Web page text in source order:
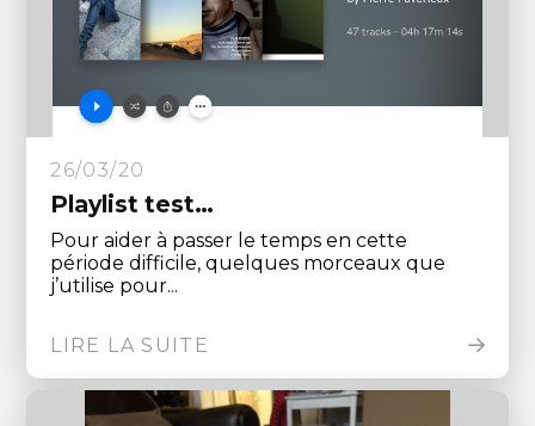
26/03/20
Playlist test…
Pour aider à passer le temps en cette
période difficile, quelques morceaux que
j’utilise pour...
LIRE LA SUITE